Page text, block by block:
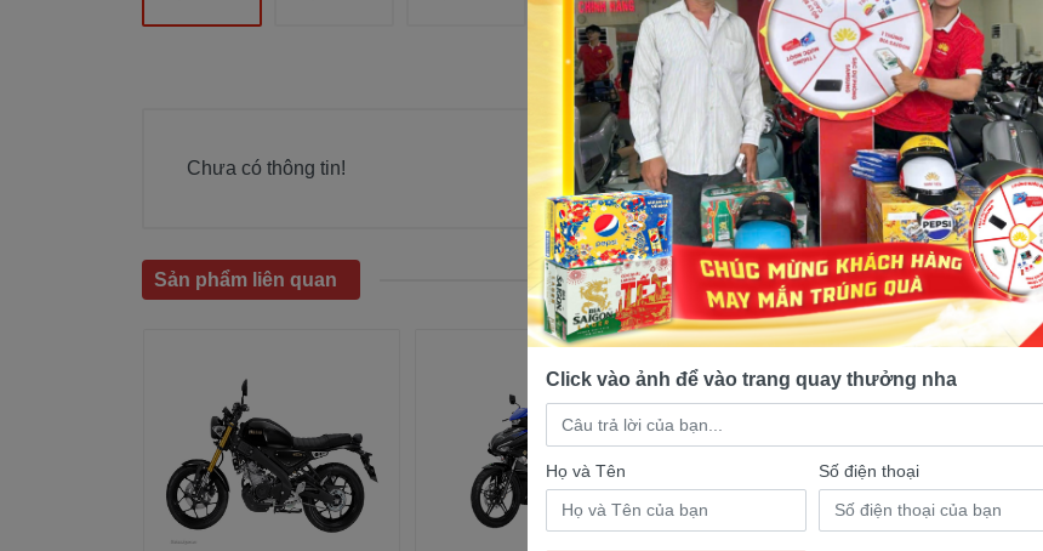
Thông tin sản phẩm
Chưa có thông tin!
Sản phẩm liên quan
Click vào ảnh để vào trang quay thưởng nha
Họ và Tên Số điện thoại